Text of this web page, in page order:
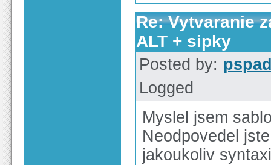
Re: Vytvaranie
ALT + sipky
Posted by:
Logged
Myslel jsem
Neodpovedel
jakoukoliv